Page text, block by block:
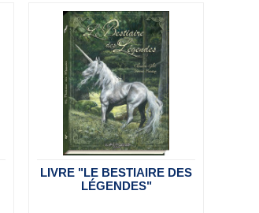
LIVRE "LE BESTIAIRE DES
LÉGENDES"